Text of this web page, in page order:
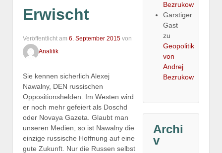
Erwischt
Veröffentlicht am 6. September 2015 von
Analitik
Sie kennen sicherlich Alexej
Nawalny, DEN russischen
Oppositionshelden. Im Westen wird
er noch mehr gefeiert als Doschd
oder Novaya Gazeta. Glaubt man
unseren Medien, so ist Nawalny die
einzige russische Hoffnung auf eine
gute Zukunft. Nur die Russen selbst
Bezrukow
Garstiger
Gast
zu
Geopolitik
von
Andrej
Bezrukow
Archi
v